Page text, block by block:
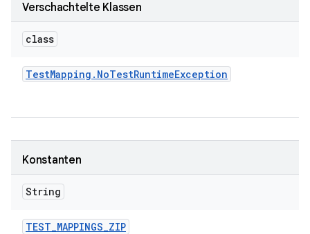
Verschachtelte Klassen
class
TestMapping . NoTestRuntimeException
Konstanten
String
TEST_MAPPINGS_ZIP